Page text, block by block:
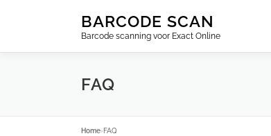
inhoud
BARCODE SCAN
Barcode scanning voor Exact Online
FAQ
Home›FAQ